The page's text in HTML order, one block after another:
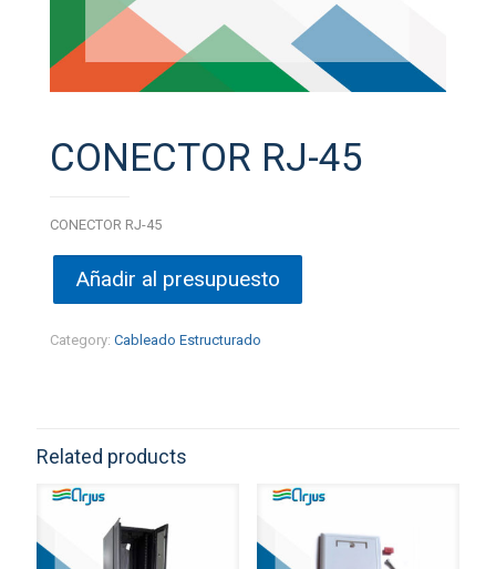
CONECTOR RJ-45
CONECTOR RJ-45
Añadir al presupuesto
Category: Cableado Estructurado
Related products